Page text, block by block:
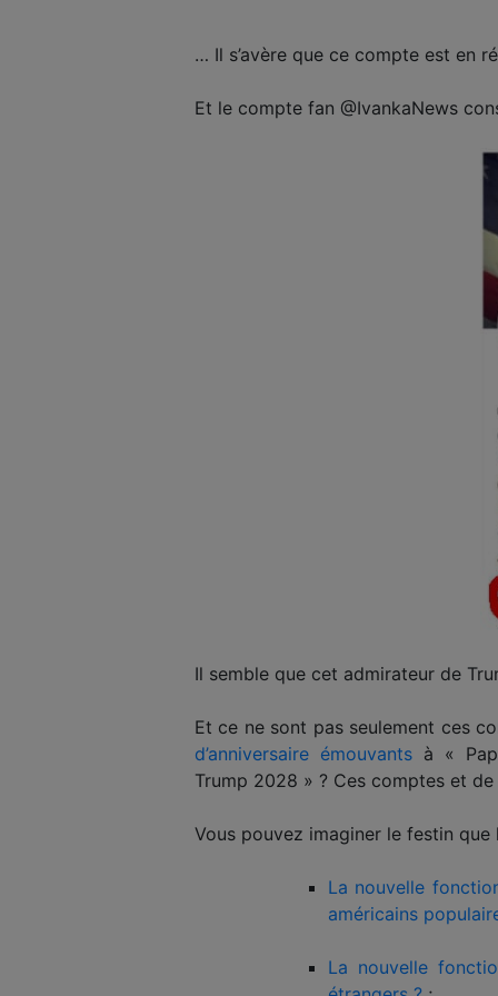
… Il s’avère que ce compte est en
Et le compte fan @IvankaNews
Il semble que cet admirateur de
Et ce ne sont pas seulement ces
d’anniversaire émouvants à «
Trump 2028 » ? Ces comptes et
Vous pouvez imaginer le festin
La nouvelle
américains
La nouvelle